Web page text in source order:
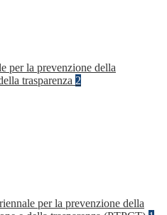
per la prevenzione della
trasparenza 2
per la prevenzione della